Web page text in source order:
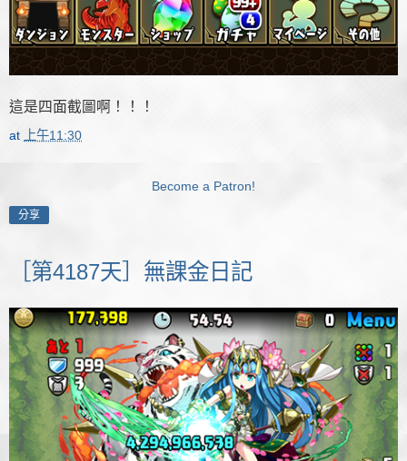
這是四面截圖啊！！！
at 上午11:30
Become a Patron!
分享
［第4187天］無課金日記